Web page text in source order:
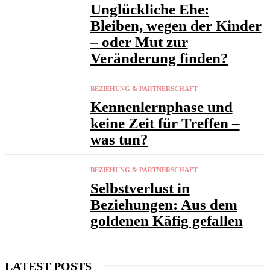
Unglückliche Ehe:
Bleiben, wegen der Kinder
– oder Mut zur
Veränderung finden?
BEZIEHUNG & PARTNERSCHAFT
Kennenlernphase und
keine Zeit für Treffen –
was tun?
BEZIEHUNG & PARTNERSCHAFT
Selbstverlust in
Beziehungen: Aus dem
goldenen Käfig gefallen
LATEST POSTS